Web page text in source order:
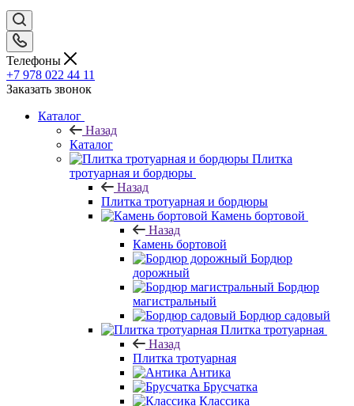
Телефоны
+7 978 022 44 11
Заказать звонок
Каталог
Назад
Каталог
Плитка
тротуарная и бордюры
Назад
Плитка тротуарная и бордюры
Камень бортовой
Назад
Камень бортовой
Бордюр
дорожный
Бордюр
магистральный
Бордюр садовый
Плитка тротуарная
Назад
Плитка тротуарная
Антика
Брусчатка
Классика